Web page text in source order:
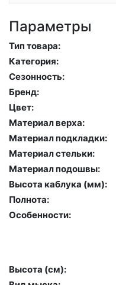
Параметры
Тип товара:
Категория:
Сезонность:
Бренд:
Цвет:
Материал верха:
Материал подкладки:
Материал стельки:
Материал подошвы:
Высота каблука (мм):
Полнота:
Особенности:
Высота (cм):